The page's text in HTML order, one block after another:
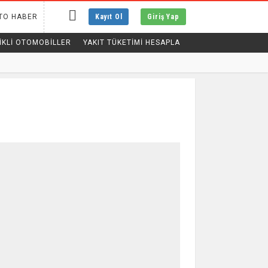
Kayıt Ol Giriş Yap
HABER
OTOMOBILLER YAKIT TÜKETİMİ HESAPLA